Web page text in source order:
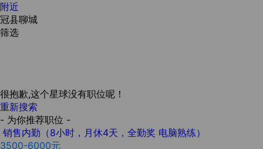
附近
冠县聊城
筛选
很抱歉,这个星球没有职位呢！
重新搜索
- 为你推荐职位 -
销售内勤（8小时，月休4天，全勤奖 电脑熟练）
3500-6000元